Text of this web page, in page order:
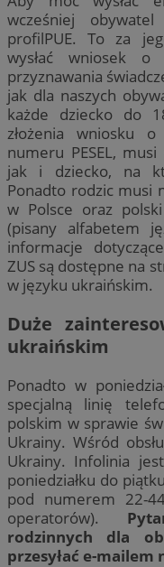
wcześniej
profilPUE. To za
wysłać wniosek o
przyznawania
jak dla naszych
każde dziecko do
złożenia wniosku
numeru PESEL,
jak i dziecko, na
Ponadto rodzic musi
w Polsce oraz
(pisany alfabetem
informacje
ZUS są dostępne na
w języku ukraińskim.
Duże
ukraińskim
Ponadto w
specjalną linię
polskim w sprawie
Ukrainy. Wśród
Ukrainy. Infolinia
poniedziałku do
pod numerem 22-
operatorów).
rodzinnych dla
przesyłać e-mailem